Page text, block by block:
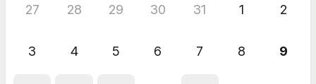
27 28 29 30 31 1 2
3 4 5 6 7 8 9